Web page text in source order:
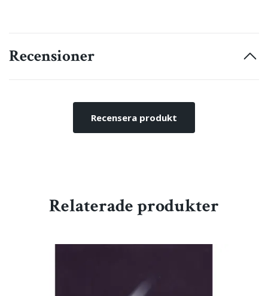
Recensioner
Recensera produkt
Relaterade produkter